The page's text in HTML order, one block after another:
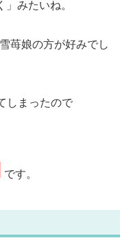
みたいね。
苺娘の方が好みでし
しまったので
です。